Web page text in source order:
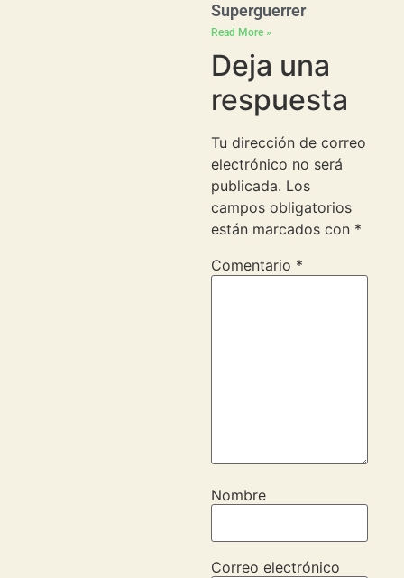
Superguerrer
Read More »
Deja una
respuesta
Tu dirección de correo
electrónico no será
publicada. Los
campos obligatorios
están marcados con *
Comentario *
Nombre
Correo electrónico